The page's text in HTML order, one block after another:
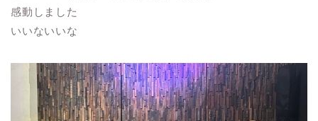
感動しました
いいないいな